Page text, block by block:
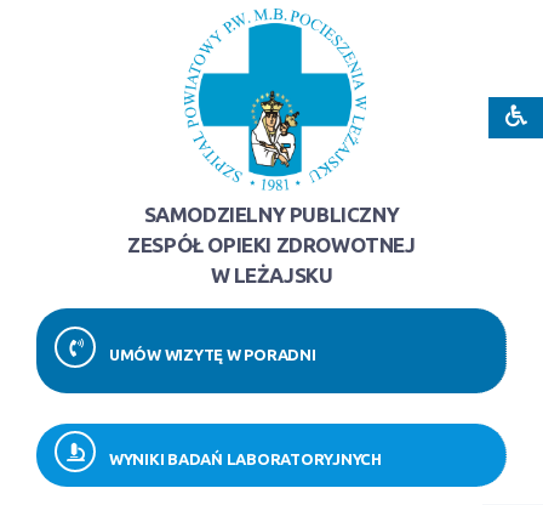
SAMODZIELNY PUBLICZNY
ZESPÓŁ OPIEKI ZDROWOTNEJ
W LEŻAJSKU
UMÓW WIZYTĘ W PORADNI
WYNIKI BADAŃ LABORATORYJNYCH